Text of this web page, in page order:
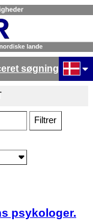
søgning
Filtrer
psykologer.